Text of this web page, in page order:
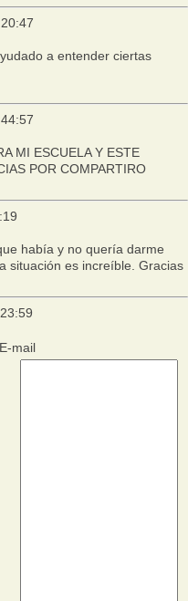
a entender ciertas
MI ESCUELA Y ESTE
POR COMPARTIRO
había y no quería darme
situación es increíble. Gracias
E-mail